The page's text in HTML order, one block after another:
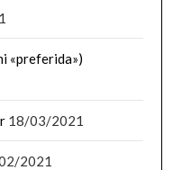
«preferida»)
18/03/2021
2021